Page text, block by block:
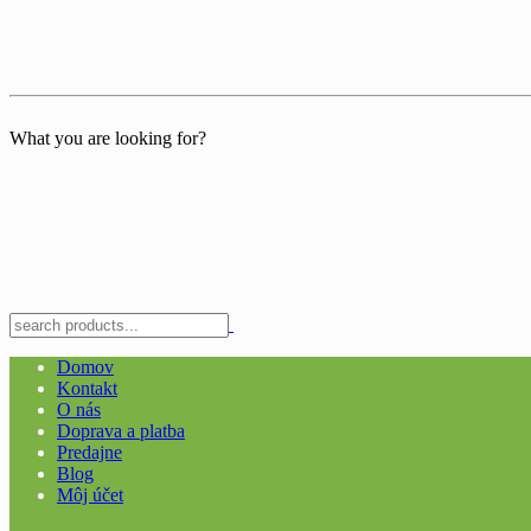
What you are looking for?
Domov
Kontakt
O nás
Doprava a platba
Predajne
Blog
Môj účet